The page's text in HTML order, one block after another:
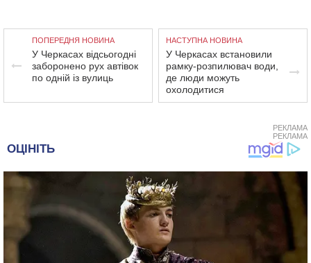
ПОПЕРЕДНЯ НОВИНА
У Черкасах відсьогодні
заборонено рух автівок
по одній із вулиць
НАСТУПНА НОВИНА
У Черкасах встановили
рамку-розпилювач води,
де люди можуть
охолодитися
РЕКЛАМА
РЕКЛАМА